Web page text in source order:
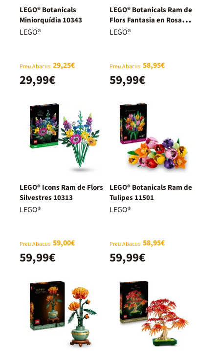
LEGO® Botanicals
Miniorquídia 10343
LEGO®
Preu Abacus 29,25€
29,99€
LEGO® Botanicals Ram de
Flors Fantasia en Rosa
10342
LEGO®
Preu Abacus 58,95€
59,99€
LEGO® Icons Ram de Flors
Silvestres 10313
LEGO®
Preu Abacus 59,00€
59,99€
LEGO® Botanicals Ram de
Tulipes 11501
LEGO®
Preu Abacus 58,95€
59,99€